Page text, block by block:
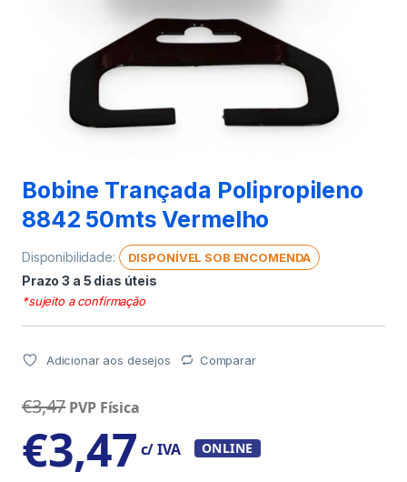
Bobine Trançada Polipropileno
8842 50mts Vermelho
Disponibilidade: DISPONÍVEL SOB ENCOMENDA
Prazo 3 a 5 dias úteis
*sujeito a confirmação
Adicionar aos desejos Comparar
€3,47 PVP Física
€3,47 c/ IVA ONLINE